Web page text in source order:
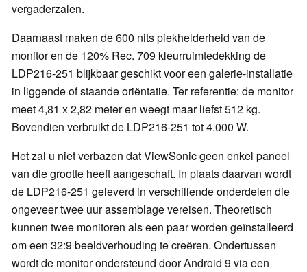
vergaderzalen.
Daarnaast maken de 600 nits piekhelderheid van de
monitor en de 120% Rec. 709 kleurruimtedekking de
LDP216-251 blijkbaar geschikt voor een galerie-installatie
in liggende of staande oriëntatie. Ter referentie: de monitor
meet 4,81 x 2,82 meter en weegt maar liefst 512 kg.
Bovendien verbruikt de LDP216-251 tot 4.000 W.
Het zal u niet verbazen dat ViewSonic geen enkel paneel
van die grootte heeft aangeschaft. In plaats daarvan wordt
de LDP216-251 geleverd in verschillende onderdelen die
ongeveer twee uur assemblage vereisen. Theoretisch
kunnen twee monitoren als een paar worden geïnstalleerd
om een 32:9 beeldverhouding te creëren. Ondertussen
wordt de monitor ondersteund door Android 9 via een